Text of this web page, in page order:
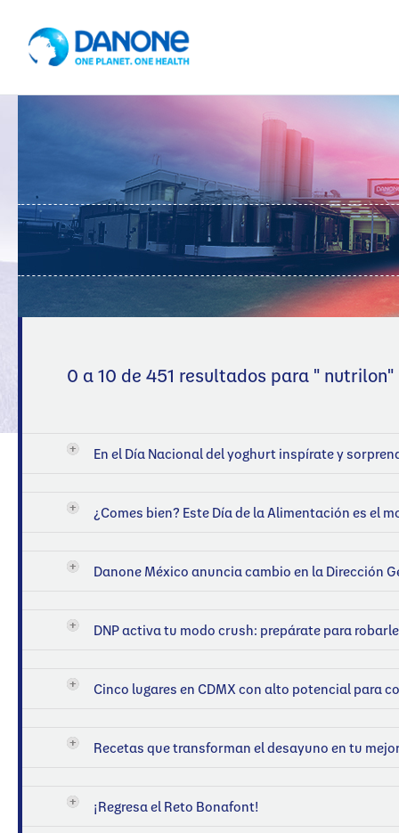
0 a 10 de 451 resultados para " nutrilon"
En el Día Nacional del yoghurt inspírate y
¿Comes bien? Este Día de la Alimentación es el
Danone México anuncia cambio en la Dirección
DNP activa tu modo crush: prepárate para
Cinco lugares en CDMX con alto potencial para
Recetas que transforman el desayuno en tu
¡Regresa el Reto Bonafont!